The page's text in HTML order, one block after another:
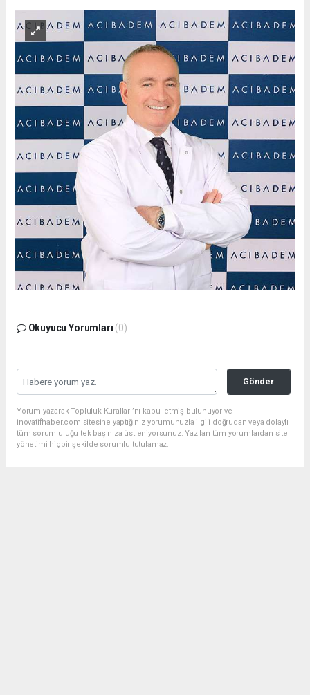
Okuyucu Yorumları (0)
Gönder
Yorum yazarak Topluluk Kuralları’nı kabul etmiş bulunuyor ve
inovatifhaber.com sitesine yaptığınız yorumunuzla ilgili doğrudan veya dolaylı
tüm sorumluluğu tek başınıza üstleniyorsunuz. Yazılan tüm yorumlardan site
yönetimi hiçbir şekilde sorumlu tutulamaz.